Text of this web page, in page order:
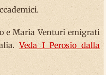
e Maria Venturi emigrati
Veda I Perosio dalla